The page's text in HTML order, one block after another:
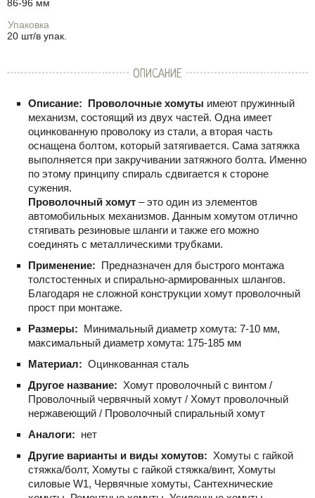
86-96 мм
Упаковка
20 шт/в упак.
ОПИСАНИЕ
Описание: Проволочные хомуты имеют пружинный
механизм, состоящий из двух частей. Одна имеет
оцинкованную проволоку из стали, а вторая часть
оснащена болтом, который затягивается. Сама затяжка
выполняется при закручивании затяжного болта. Именно
по этому принципу спираль сдвигается к стороне
сужения.
Проволочный хомут – это один из элементов
автомобильных механизмов. Данным хомутом отлично
стягивать резиновые шланги и также его можно
соединять с металлическими трубками.
Применение: Предназначен для быстрого монтажа
толстостенных и спирально-армированных шлангов.
Благодаря не сложной конструкции хомут проволочный
прост при монтаже.
Размеры: Минимальный диаметр хомута: 7-10 мм,
максимальный диаметр хомута: 175-185 мм
Материал: Оцинкованная сталь
Другое название: Хомут проволочный с винтом /
Проволочный червячный хомут / Хомут проволочный
нержавеющий / Проволочный спиральный хомут
Аналоги: нет
Другие варианты и виды хомутов: Хомуты с гайкой
стяжка/болт, Хомуты с гайкой стяжка/винт, Хомуты
силовые W1, Червячные хомуты, Сантехнические